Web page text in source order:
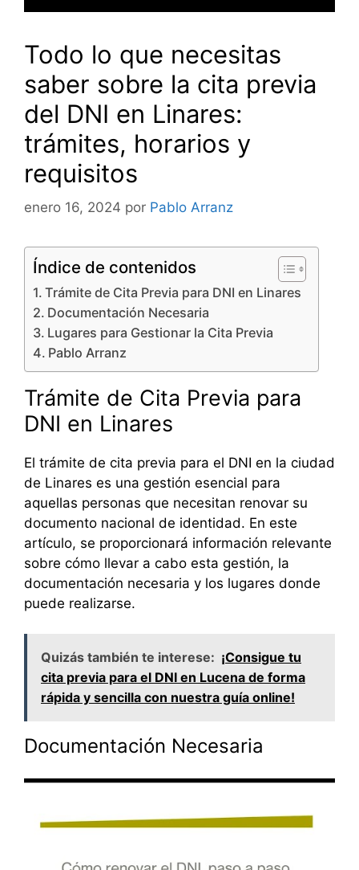
Todo lo que necesitas
saber sobre la cita previa
del DNI en Linares:
trámites, horarios y
requisitos
enero 16, 2024 por Pablo Arranz
Índice de contenidos
Trámite de Cita Previa para DNI en Linares
Documentación Necesaria
Lugares para Gestionar la Cita Previa
Pablo Arranz
Trámite de Cita Previa para
DNI en Linares
El trámite de cita previa para el DNI en la ciudad
de Linares es una gestión esencial para
aquellas personas que necesitan renovar su
documento nacional de identidad. En este
artículo, se proporcionará información relevante
sobre cómo llevar a cabo esta gestión, la
documentación necesaria y los lugares donde
puede realizarse.
Quizás también te interese: ¡Consigue tu
cita previa para el DNI en Lucena de forma
rápida y sencilla con nuestra guía online!
Documentación Necesaria